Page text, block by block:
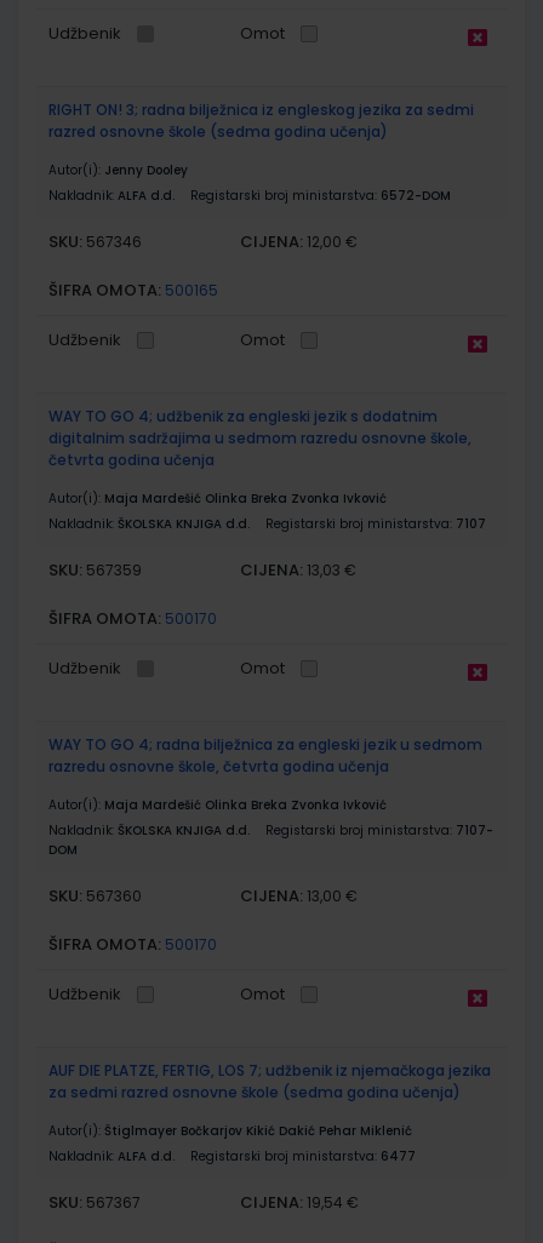
Udžbenik Omot
RIGHT ON! 3; radna bilježnica iz engleskog jezika za sedmi
razred osnovne škole (sedma godina učenja)
Autor(i): Jenny Dooley
Nakladnik: ALFA d.d. Registarski broj ministarstva: 6572-DOM
SKU: 567346 CIJENA: 12,00 €
ŠIFRA OMOTA: 500165
Udžbenik Omot
WAY TO GO 4; udžbenik za engleski jezik s dodatnim
digitalnim sadržajima u sedmom razredu osnovne škole,
četvrta godina učenja
Autor(i): Maja Mardešić Olinka Breka Zvonka Ivković
Nakladnik: ŠKOLSKA KNJIGA d.d. Registarski broj ministarstva: 7107
SKU: 567359 CIJENA: 13,03 €
ŠIFRA OMOTA: 500170
Udžbenik Omot
WAY TO GO 4; radna bilježnica za engleski jezik u sedmom
razredu osnovne škole, četvrta godina učenja
Autor(i): Maja Mardešić Olinka Breka Zvonka Ivković
Nakladnik: ŠKOLSKA KNJIGA d.d. Registarski broj ministarstva: 7107-
DOM
SKU: 567360 CIJENA: 13,00 €
ŠIFRA OMOTA: 500170
Udžbenik Omot
AUF DIE PLATZE, FERTIG, LOS 7; udžbenik iz njemačkoga jezika
za sedmi razred osnovne škole (sedma godina učenja)
Autor(i): Štiglmayer Bočkarjov Kikić Dakić Pehar Miklenić
Nakladnik: ALFA d.d. Registarski broj ministarstva: 6477
SKU: 567367 CIJENA: 19,54 €